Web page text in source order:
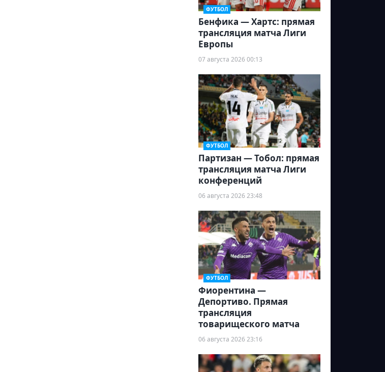
ФУТБОЛ
Бенфика — Хартс: прямая
трансляция матча Лиги
Европы
07 августа 2026 00:13
ФУТБОЛ
Партизан — Тобол: прямая
трансляция матча Лиги
конференций
06 августа 2026 23:48
ФУТБОЛ
Фиорентина —
Депортиво. Прямая
трансляция
товарищеского матча
06 августа 2026 23:16